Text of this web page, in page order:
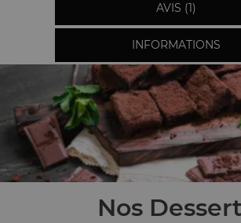
AVIS (1)
INFORMATIONS
Nos